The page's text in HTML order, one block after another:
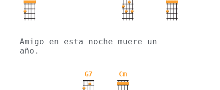
Amigo en esta noche muere un
año.
G7 Cm